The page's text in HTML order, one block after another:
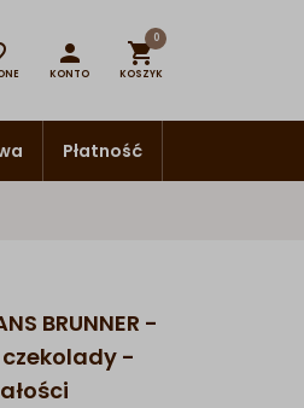

KONTO

0
KOSZYK
Płatność
BRUNNER -
-